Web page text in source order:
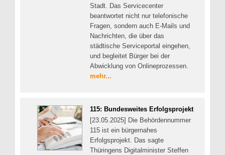
Stadt. Das Servicecenter
beantwortet nicht nur telefonische
Fragen, sondern auch E-Mails und
Nachrichten, die über das
städtische Serviceportal eingehen,
und begleitet Bürger bei der
Abwicklung von Onlineprozessen.
mehr...
115: Bundesweites Erfolgsprojekt
[23.05.2025] Die Behördennummer
115 ist ein bürgernahes
Erfolgsprojekt. Das sagte
Thüringens Digitalminister Steffen